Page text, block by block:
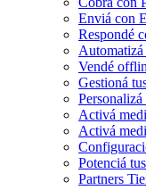
Enviá con
Respondé
Vendé
Gestioná
Activá
Activá
Potenciá
Partners